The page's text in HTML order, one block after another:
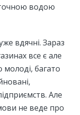
водою
вдячні. Зараз
все є але
молоді, багато
Але
не веде про